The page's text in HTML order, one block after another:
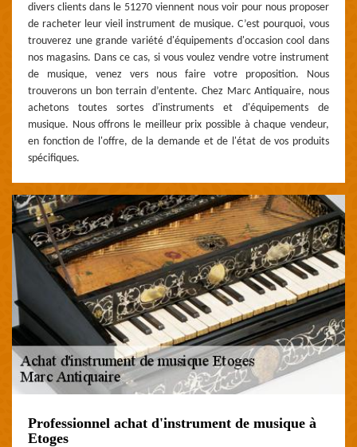
divers clients dans le 51270 viennent nous voir pour nous proposer
de racheter leur vieil instrument de musique. C’est pourquoi, vous
trouverez une grande variété d'équipements d'occasion cool dans
nos magasins. Dans ce cas, si vous voulez vendre votre instrument
de musique, venez vers nous faire votre proposition. Nous
trouverons un bon terrain d’entente. Chez Marc Antiquaire, nous
achetons toutes sortes d'instruments et d'équipements de
musique. Nous offrons le meilleur prix possible à chaque vendeur,
en fonction de l'offre, de la demande et de l'état de vos produits
spécifiques.
Professionnel achat d'instrument de musique à
Etoges